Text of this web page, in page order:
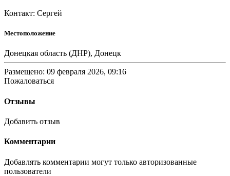
Контакт: Сергей
Местоположение
Донецкая область (ДНР), Донецк
Размещено: 09 февраля 2026, 09:16
Пожаловаться
Отзывы
Добавить отзыв
Комментарии
Добавлять комментарии могут только авторизованные
пользователи